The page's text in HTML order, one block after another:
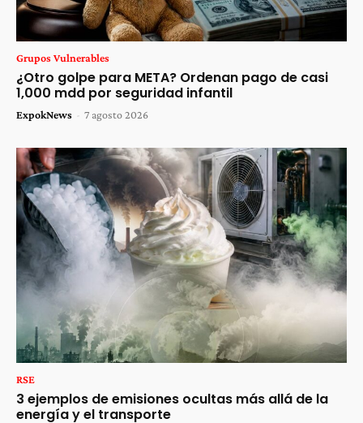
Grupos Vulnerables
¿Otro golpe para META? Ordenan pago de casi
1,000 mdd por seguridad infantil
ExpokNews - 7 agosto 2026
RSE
3 ejemplos de emisiones ocultas más allá de la
energía y el transporte